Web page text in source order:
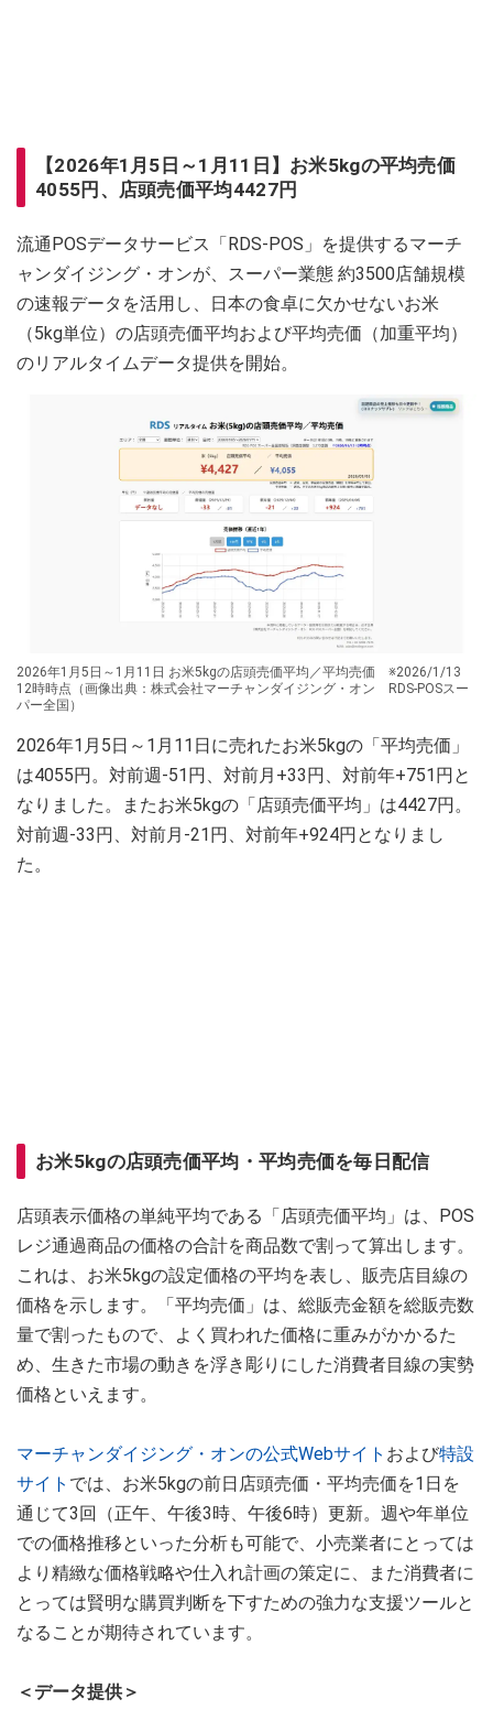
【2026年1月5日～1月11日】お米5kgの平均売価
4055円、店頭売価平均4427円
流通POSデータサービス「RDS-POS」を提供するマーチ
ャンダイジング・オンが、スーパー業態 約3500店舗規模
の速報データを活用し、日本の食卓に欠かせないお米
（5kg単位）の店頭売価平均および平均売価（加重平均）
のリアルタイムデータ提供を開始。
2026年1月5日～1月11日 お米5kgの店頭売価平均／平均売価 ※2026/1/13
12時時点（画像出典：株式会社マーチャンダイジング・オン RDS-POSスー
パー全国）
2026年1月5日～1月11日に売れたお米5kgの「平均売価」
は4055円。対前週-51円、対前月+33円、対前年+751円と
なりました。またお米5kgの「店頭売価平均」は4427円。
対前週-33円、対前月-21円、対前年+924円となりまし
た。
お米5kgの店頭売価平均・平均売価を毎日配信
店頭表示価格の単純平均である「店頭売価平均」は、POS
レジ通過商品の価格の合計を商品数で割って算出します。
これは、お米5kgの設定価格の平均を表し、販売店目線の
価格を示します。「平均売価」は、総販売金額を総販売数
量で割ったもので、よく買われた価格に重みがかかるた
め、生きた市場の動きを浮き彫りにした消費者目線の実勢
価格といえます。
マーチャンダイジング・オンの公式Webサイト および特設
サイト では、お米5kgの前日店頭売価・平均売価を1日を
通じて3回（正午、午後3時、午後6時）更新。週や年単位
での価格推移といった分析も可能で、小売業者にとっては
より精緻な価格戦略や仕入れ計画の策定に、また消費者に
とっては賢明な購買判断を下すための強力な支援ツールと
なることが期待されています。
＜データ提供＞